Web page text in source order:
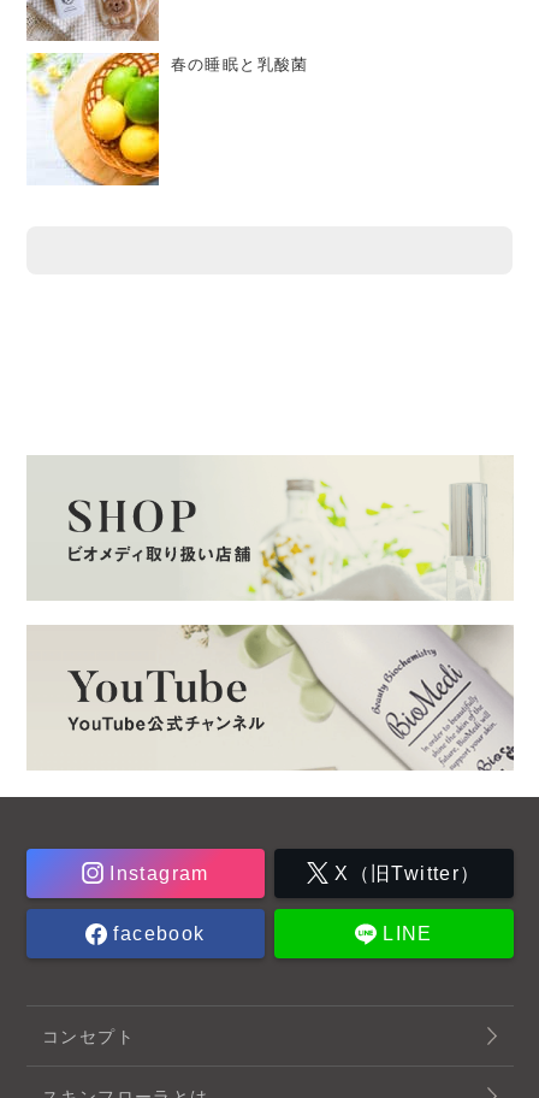
春の睡眠と乳酸菌
Instagram X（旧Twitter）
facebook LINE
コンセプト